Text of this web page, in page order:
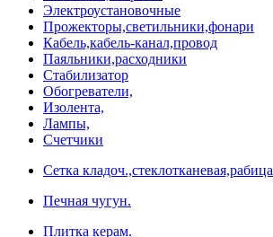
Электроустановочные
Прожекторы,светильники,фонари
Кабель,кабель-канал,провод
Паяльники,расходники
Стабилизатор
Обогреватели,
Изолента,
Лампы,
Счетчики
Сетка кладоч.,стеклотканевая,рабица
Печная чугун.
Плитка керам.